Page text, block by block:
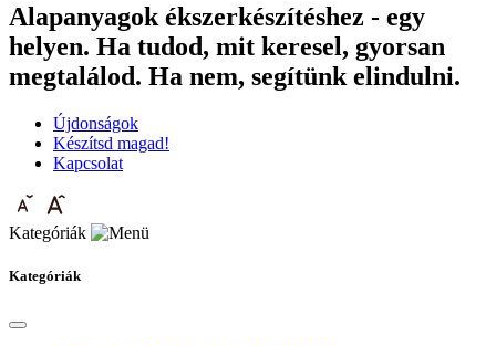
Alapanyagok ékszerkészítéshez - egy
helyen. Ha tudod, mit keresel, gyorsan
megtalálod. Ha nem, segítünk elindulni.
Újdonságok
Készítsd magad!
Kapcsolat
Kategóriák
Kategóriák